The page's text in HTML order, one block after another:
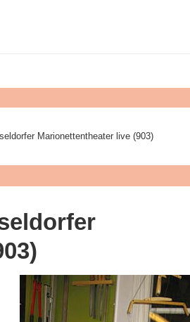
Marionettentheater live (903)